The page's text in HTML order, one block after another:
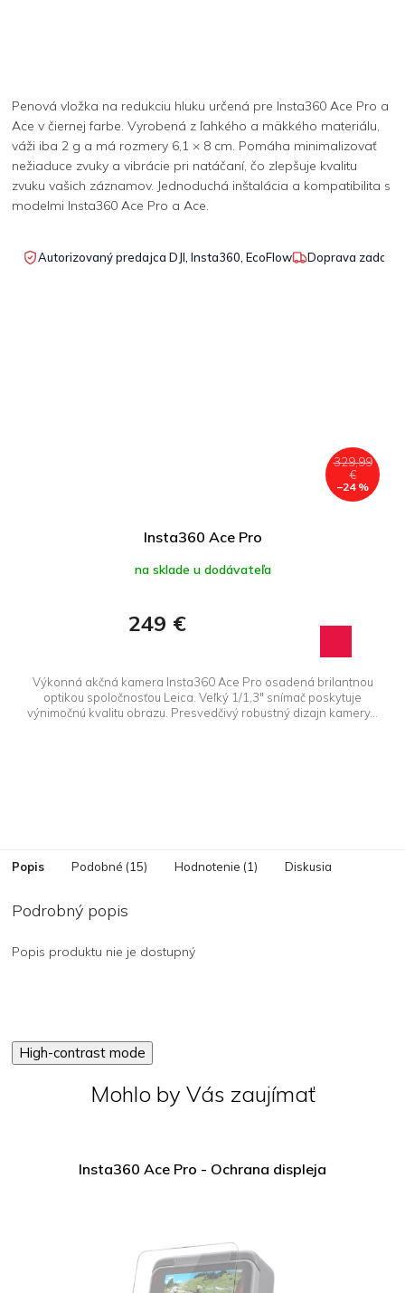
Penová vložka na redukciu hluku určená pre Insta360 Ace Pro a
Ace v čiernej farbe. Vyrobená z ľahkého a mäkkého materiálu,
váži iba 2 g a má rozmery 6,1 × 8 cm. Pomáha minimalizovať
nežiaduce zvuky a vibrácie pri natáčaní, čo zlepšuje kvalitu
zvuku vašich záznamov. Jednoduchá inštalácia a kompatibilita s
modelmi Insta360 Ace Pro a Ace.
Autorizovaný predajca DJI, Insta360, EcoFlow Doprava
329,99
€
–24 %
Insta360 Ace Pro
na sklade u dodávateľa
249 €
Výkonná akčná kamera Insta360 Ace Pro osadená brilantnou
optikou spoločnosťou Leica. Veľký 1/1,3" snímač poskytuje
výnimočnú kvalitu obrazu. Presvedčivý robustný dizajn kamery...
Popis Podobné (15) Hodnotenie (1) Diskusia
Podrobný popis
Popis produktu nie je dostupný
High-contrast mode
Mohlo by Vás zaujímať
Insta360 Ace Pro - Ochrana displeja